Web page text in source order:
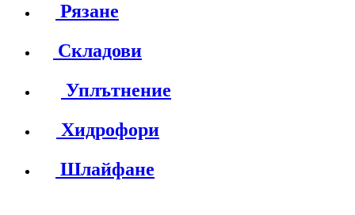
Рязане
Складови
Уплътнение
Хидрофори
Шлайфане